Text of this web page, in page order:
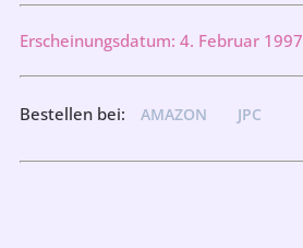
Erscheinungsdatum: 4. Februar 1997
Bestellen bei: AMAZON JPC